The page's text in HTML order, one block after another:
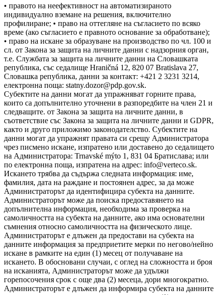
• правото на неефективност на автоматизираното
индивидуално вземане на решения, включително
профилиране; • право на оттегляне на съгласието по всяко
време (ако съгласието е правното основание за обработване);
• право на искане за образуване на производство по чл. 100 и
сл. от Закона за защита на личните данни с надзорния орган,
т.е. Службата за защита на личните данни на Словашката
република, със седалище Hraničná 12, 820 07 Bratislava 27,
Словашка република, данни за контакт: +421 2 3231 3214,
електронна поща: statny.dozor@pdp.gov.sk.
Субектите на данни могат да упражняват горните права,
които са допълнително уточнени в разпоредбите на член 21 и
следващите. от Закона за защита на личните данни, в
съответствие със Закона за защита на личните данни и GDPR,
както и друго приложимо законодателство. Субектите на
данни могат да упражнят правата си срещу Администратора
чрез писмено искане, изпратено или доставено до седалището
на Администратора: Trnavské mýto 1, 831 04 Братислава; или
по електронна поща, изпратена на адрес: info@verteco.sk.
Искането трябва да съдържа следната информация: име,
фамилия, дата на раждане и постоянен адрес, за да може
Администраторът да идентифицира субекта на данните.
Администраторът може да поиска предоставянето на
допълнителна информация, необходима за проверка на
самоличността на субекта на данните, ако има основателни
съмнения относно самоличността на физическото лице.
Администраторът е длъжен да предостави на субекта на
данните информация за предприетите мерки по негово/нейно
искане в рамките на един (1) месец от получаване на
искането. В обосновани случаи, с оглед на сложността и броя
на исканията, Администраторът може да удължи
горепосочения срок с още два (2) месеца, дори многократно.
Администраторът е длъжен да информира субекта на данните